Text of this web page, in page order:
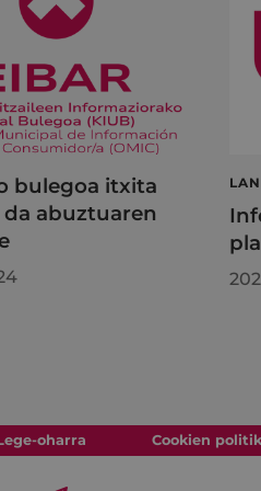
bulegoa itxita
abuztuaren
oharra Cookien